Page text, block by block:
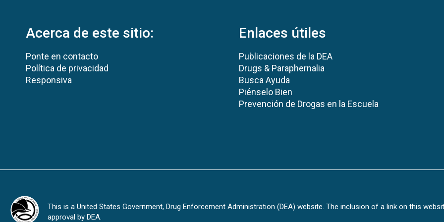
Acerca de este sitio:
Ponte en contacto
Política de privacidad
Responsiva
Enlaces útiles
Publicaciones de la DEA
Drugs & Paraphernalia
Busca Ayuda
Piénselo Bien
Prevención de Drogas en la Escuela
This is a United States Government, Drug Enforcement Administration (DEA) website. The inclusion of a link on this
approval by DEA.